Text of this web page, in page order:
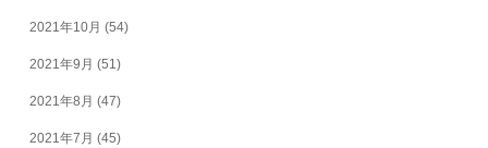
2021年10月 (54)
2021年9月 (51)
2021年8月 (47)
2021年7月 (45)